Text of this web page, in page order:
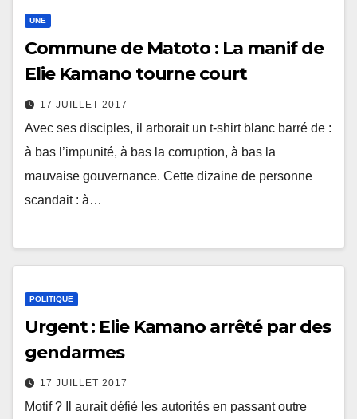
UNE
Commune de Matoto : La manif de
Elie Kamano tourne court
17 JUILLET 2017
Avec ses disciples, il arborait un t-shirt blanc barré de :
à bas l’impunité, à bas la corruption, à bas la
mauvaise gouvernance. Cette dizaine de personne
scandait : à…
POLITIQUE
Urgent : Elie Kamano arrêté par des
gendarmes
17 JUILLET 2017
Motif ? Il aurait défié les autorités en passant outre